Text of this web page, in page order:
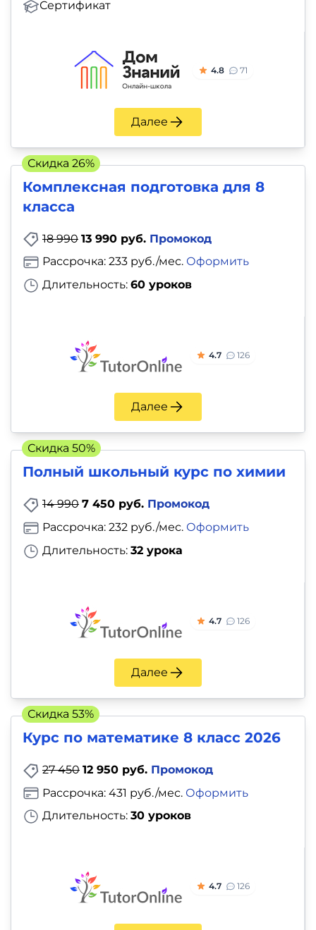
Сертификат
4.8 71
Далее
Комплексная подготовка для 8
класса
18 990 13 990 руб. Промокод
Длительность: 60 уроков
Рассрочка: 233 руб./мес. Оформить
4.7 126
Далее
Скидка 26%
Полный школьный курс по химии
14 990 7 450 руб. Промокод
Длительность: 32 урока
Рассрочка: 232 руб./мес. Оформить
4.7 126
Далее
Скидка 50%
Курс по математике 8 класс 2026
27 450 12 950 руб. Промокод
Длительность: 30 уроков
Рассрочка: 431 руб./мес. Оформить
4.7 126
Скидка 53%
Для
Красота,
Психология
и
саморазвитие
Прочее
Репетиторы
профориентацию